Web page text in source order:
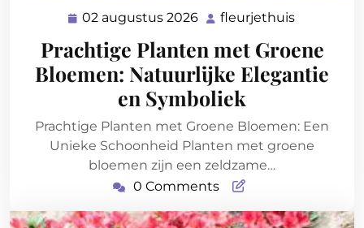
02 augustus 2026 02
2026
fleurjethuis
Prachtige Planten met Groene
Bloemen: Natuurlijke Elegantie
en Symboliek
Prachtige Planten met Groene Bloemen: Een
Unieke Schoonheid Planten met groene
bloemen zijn een zeldzame…
0 Comments